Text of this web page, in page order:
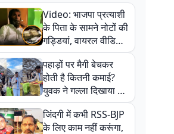
Video: भाजपा प्रत्याशी
के पिता के सामने नोटों की
गड्डियां, वायरल वीडियो
से राजनीति में उबाल,
अजित महतो बोले- TMC
की गंदी चाल
पहाड़ों पर मैगी बेचकर
होती है कितनी कमाई?
युवक ने गल्ला दिखाया तो
नौकरी वालों के खड़े हो गए
कान
जिंदगी में कभी RSS-BJP
के लिए काम नहीं करूंगा,